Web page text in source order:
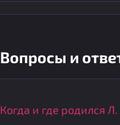
Вопросы и
Когда и где родился